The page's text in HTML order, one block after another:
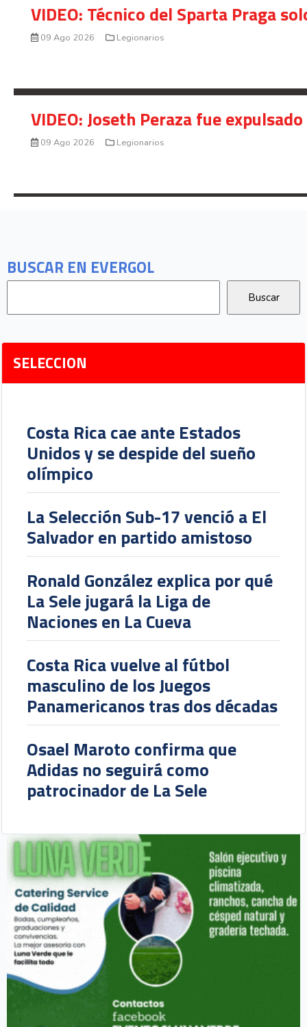
BUSCAR EN EVERGOL
SELECCION
Costa Rica cae ante Estados
Unidos y se despide del sueño
olímpico
La Selección Sub-17 venció a El
Salvador en partido amistoso
Ronald González explica por qué
La Sele jugará la Liga de
Naciones en La Cueva
Costa Rica vuelve al fútbol
masculino de los Juegos
Panamericanos tras dos décadas
Osael Maroto confirma que
Adidas no seguirá como
patrocinador de La Sele
VIDEO: Técnico del Sparta Praga
09 Ago 2026 Legionarios
VIDEO: Joseth Peraza fue
09 Ago 2026 Legionarios